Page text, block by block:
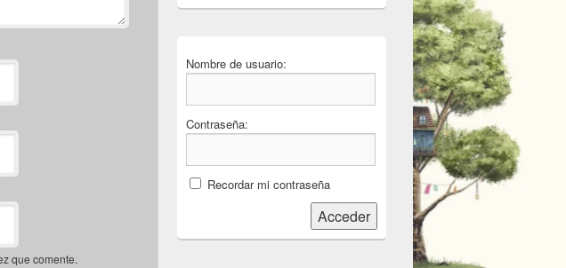
que comente.
Nombre de usuario:
Contraseña:
Recordar mi contraseña
Acceder